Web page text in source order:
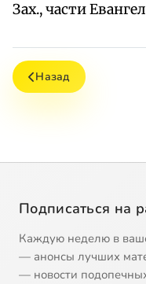
Зах., части
Назад
Подписаться на
Каждую неделю в
— анонсы лучших
— новости